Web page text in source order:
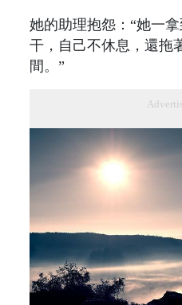
她的助理抱怨：“她一
干，自己不休息，還拖
間。”